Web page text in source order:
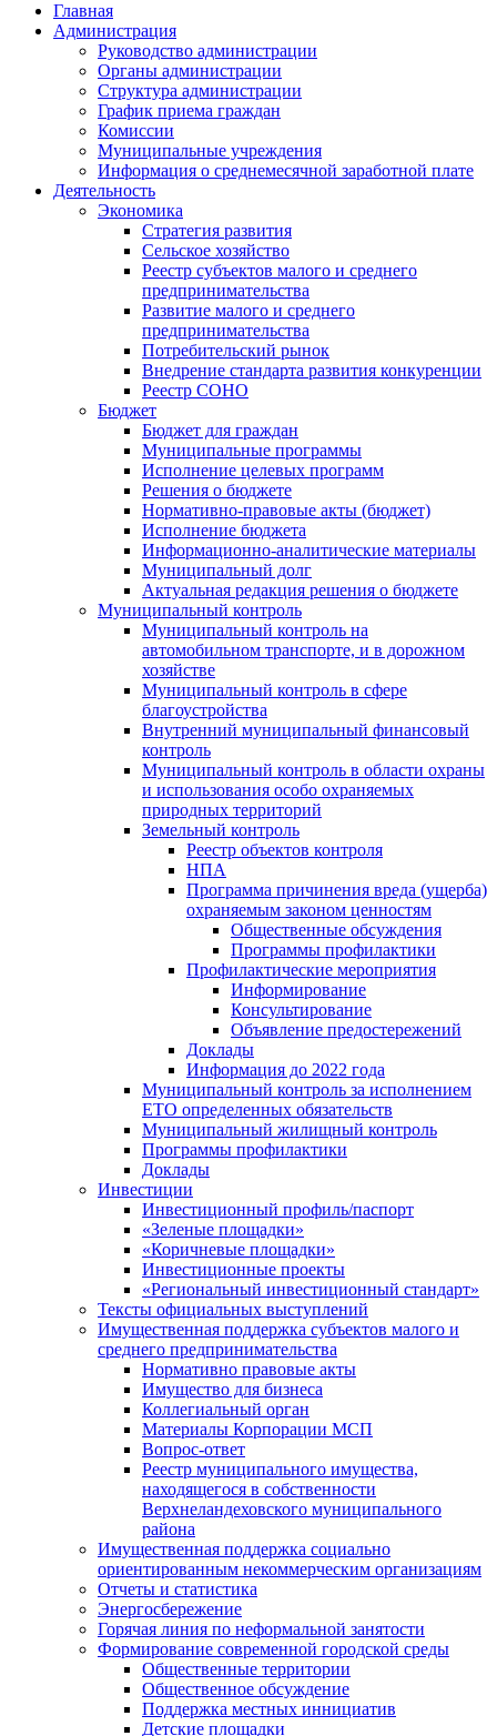
Главная
Администрация
Руководство администрации
Органы администрации
Структура администрации
График приема граждан
Комиссии
Муниципальные учреждения
Информация о среднемесячной заработной плате
Деятельность
Экономика
Стратегия развития
Сельское хозяйство
Реестр субъектов малого и среднего
предпринимательства
Развитие малого и среднего
предпринимательства
Потребительский рынок
Внедрение стандарта развития конкуренции
Реестр СОНО
Бюджет
Бюджет для граждан
Муниципальные программы
Исполнение целевых программ
Решения о бюджете
Нормативно-правовые акты (бюджет)
Исполнение бюджета
Информационно-аналитические материалы
Муниципальный долг
Актуальная редакция решения о бюджете
Муниципальный контроль
Муниципальный контроль на
автомобильном транспорте, и в дорожном
хозяйстве
Муниципальный контроль в сфере
благоустройства
Внутренний муниципальный финансовый
контроль
Муниципальный контроль в области охраны
и использования особо охраняемых
природных территорий
Земельный контроль
Реестр объектов контроля
НПА
Программа причинения вреда (ущерба)
охраняемым законом ценностям
Общественные обсуждения
Программы профилактики
Профилактические мероприятия
Информирование
Консультирование
Объявление предостережений
Доклады
Информация до 2022 года
Муниципальный контроль за исполнением
ЕТО определенных обязательств
Муниципальный жилищный контроль
Программы профилактики
Доклады
Инвестиции
Инвестиционный профиль/паспорт
«Зеленые площадки»
«Коричневые площадки»
Инвестиционные проекты
«Региональный инвестиционный стандарт»
Тексты официальных выступлений
Имущественная поддержка субъектов малого и
среднего предпринимательства
Нормативно правовые акты
Имущество для бизнеса
Коллегиальный орган
Материалы Корпорации МСП
Вопрос-ответ
Реестр муниципального имущества,
находящегося в собственности
Верхнеландеховского муниципального
района
Имущественная поддержка социально
ориентированным некоммерческим организациям
Отчеты и статистика
Энергосбережение
Горячая линия по неформальной занятости
Формирование современной городской среды
Общественные территории
Общественное обсуждение
Поддержка местных иннициатив
Детские площадки